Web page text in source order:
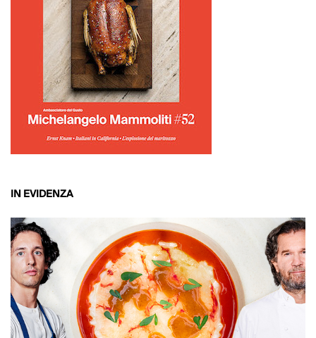
IN EVIDENZA